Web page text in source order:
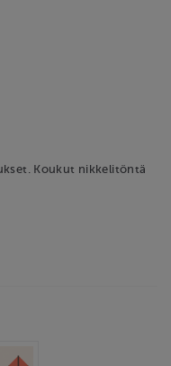
Koukut nikkelitöntä